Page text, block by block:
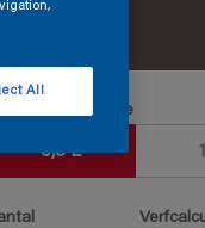
0,5 L
All